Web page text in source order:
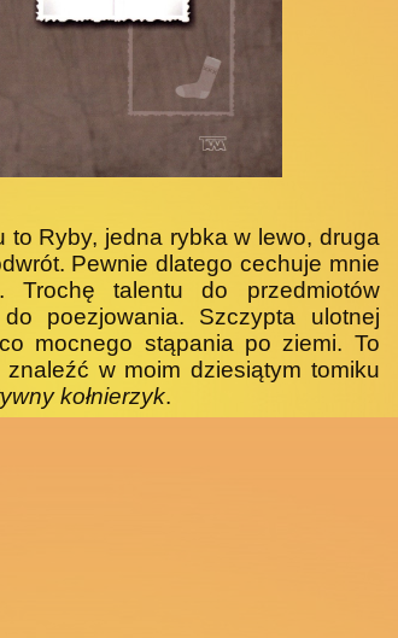
to Ryby, jedna rybka w lewo, druga
Pewnie dlatego cechuje mnie
Trochę talentu do przedmiotów
do poezjowania. Szczypta ulotnej
mocnego stąpania po ziemi. To
w moim dziesiątym tomiku
kołnierzyk.